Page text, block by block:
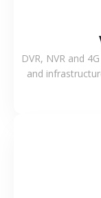
DVR, NVR and
and